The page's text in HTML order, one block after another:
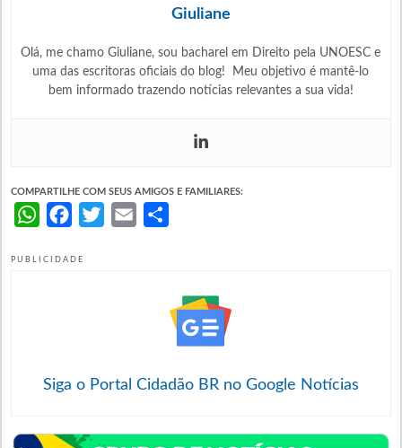
Giuliane
Olá, me chamo Giuliane, sou bacharel em Direito pela UNOESC e
uma das escritoras oficiais do blog! Meu objetivo é mantê-lo
bem informado trazendo notícias relevantes a sua vida!
COMPARTILHE COM SEUS AMIGOS E FAMILIARES:
WhatsAppFacebookTwitterEmail
PUBLICIDADE
Siga o Portal Cidadão BR no Google Notícias